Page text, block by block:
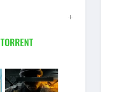
TORRENT